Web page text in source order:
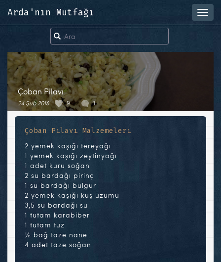
Arda'nın Mutfağı
Çoban Pilavı
24 Şub 2018 9 1
Çoban Pilavı Malzemeleri
2 yemek kaşığı tereyağı
1 yemek kaşığı zeytinyağı
1 adet kuru soğan
2 su bardağı pirinç
1 su bardağı bulgur
2 yemek kaşığı kuş üzümü
3,5 su bardağı su
1 tutam karabiber
1 tutam tuz
½ bağ taze nane
4 adet taze soğan